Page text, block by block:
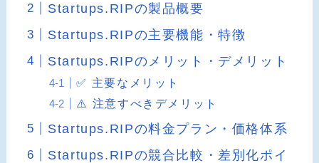
Startups.RIPの製品概要
Startups.RIPの主要機能・特徴
Startups.RIPのメリット・デメリット
✅ 主要なメリット
⚠️ 注意すべきデメリット
Startups.RIPの料金プラン・価格体系
Startups.RIPの競合比較・差別化ポイ